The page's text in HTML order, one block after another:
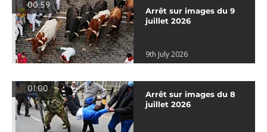
00:59
Arrêt sur images du 9
juillet 2026
9th July 2026
01:00
Arrêt sur images du 8
juillet 2026